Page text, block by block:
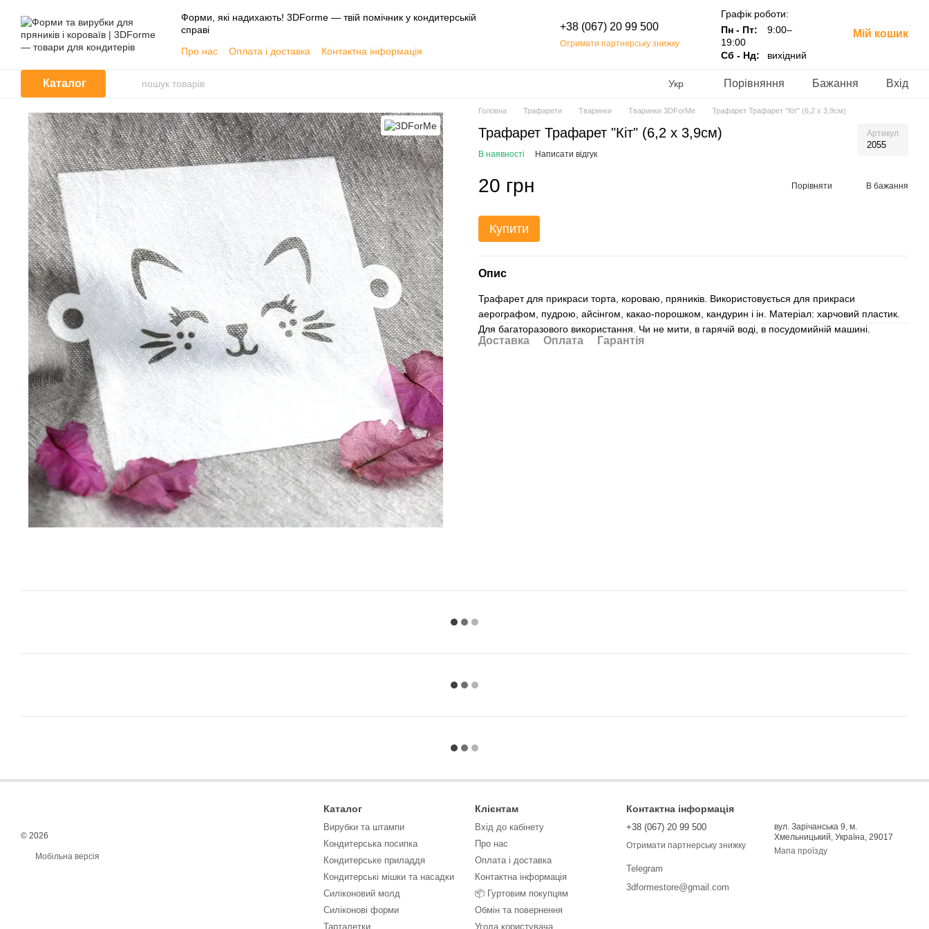
Форми, які надихають! 3DForme — твій помічник у кондитерській
справі
Про нас
Оплата і доставка
Контактна інформація
Угода користувача
+38 (067) 20 99 500
Отримати партнерську знижку
Графік роботи:
Пн - Пт:
9:00–
19:00
Сб - Нд:
вихідний
Мій кошик
Каталог Укр Порівняння Бажання Вхід
Головна Трафарети Тваринки Тваринки 3DForMe Трафарет Трафарет "Кіт" (6,2 х 3,9см)
Трафарет Трафарет "Кіт" (6,2 х 3,9см) Артикул
2055
В наявності Написати відгук
20 грн Порівняти В бажання
Купити
Опис
Трафарет для прикраси торта, короваю, пряників. Використовується для прикраси
аерографом, пудрою, айсінгом, какао-порошком, кандурин і ін. Матеріал: харчовий пластик.
Для багаторазового використання. Чи не мити, в гарячій воді, в посудомийній машині.
Доставка Оплата Гарантія
© 2026
Мобільна версія
Каталог
Вирубки та штампи
Кондитерська посипка
Кондитерське приладдя
Кондитерські мішки та насадки
Силіконовий молд
Силіконові форми
Тарталетки
Клієнтам
Вхід до кабінету
Про нас
Оплата і доставка
Контактна інформація
📦 Гуртовим покупцям
Обмін та повернення
Угода користувача
Контактна інформація
+38 (067) 20 99 500
Отримати партнерську знижку
Telegram
3dformestore@gmail.com
вул. Зарічанська 9, м.
Хмельницький, Україна, 29017
Мапа проїзду